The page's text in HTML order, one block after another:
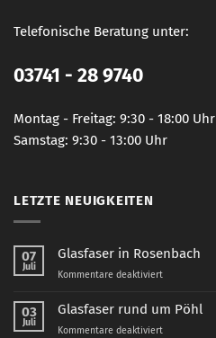
Telefonische Beratung unter:
03741 - 28 9740
Montag - Freitag: 9:30 - 18:00 Uhr
Samstag: 9:30 - 13:00 Uhr
LETZTE NEUIGKEITEN
07
Juli
Glasfaser in Rosenbach
Kommentare deaktiviertfür
in
03
Juli
Glasfaser rund um Pöhl
Kommentare deaktiviertfür